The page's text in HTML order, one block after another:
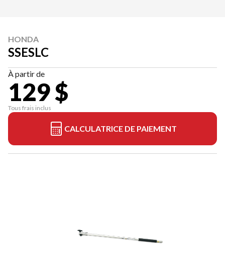
HONDA
SSESLC
À partir de
129 $
Tous frais inclus
CALCULATRICE DE PAIEMENT